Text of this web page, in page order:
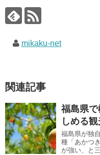
mikaku-net
関連記事
福島県で
しめる
福島県が独
種「あかつ
が強い、と